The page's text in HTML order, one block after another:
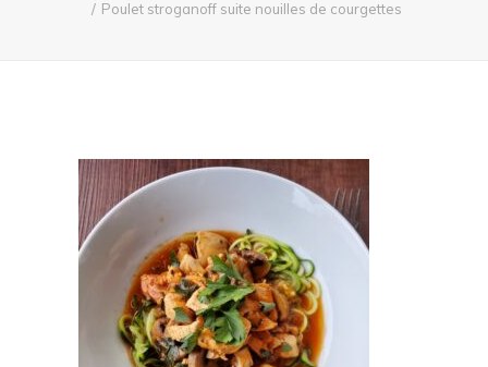
NOUS CONTACTER
Poulet stroganoff suite nouilles de courgettes